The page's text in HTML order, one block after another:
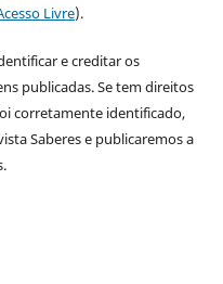
Livre).
e creditar os
publicadas. Se tem direitos
corretamente identificado,
Saberes e publicaremos a